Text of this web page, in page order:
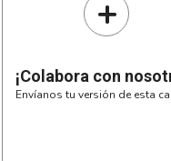
+
¡Colabora con
Envíanos tu versión de esta